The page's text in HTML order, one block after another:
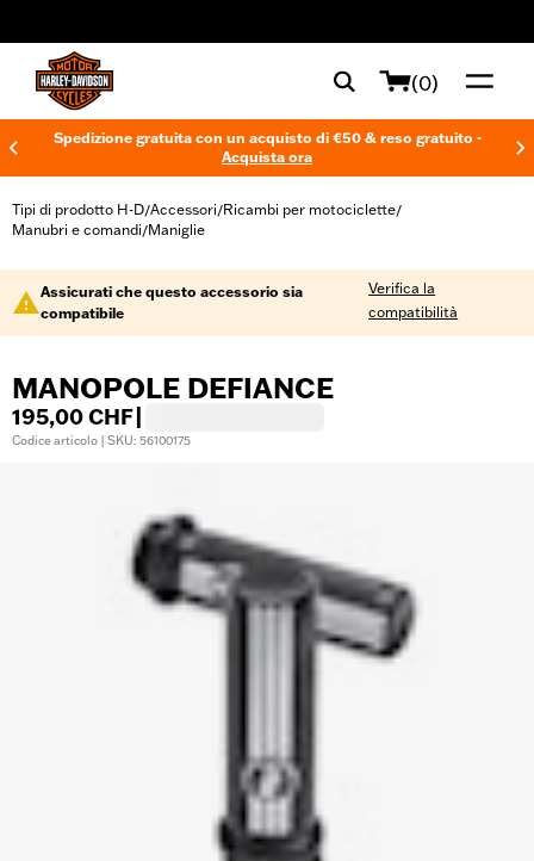
(0)
Spedizione gratuita con un acquisto di €50 & reso gratuito -
Acquista ora
Tipi di prodotto H-D/Accessori/Ricambi per motociclette/
Manubri e comandi/Maniglie
Assicurati che questo accessorio sia
compatibile
Verifica la
compatibilità
MANOPOLE DEFIANCE
195,00 CHF
Codice articolo | SKU: 56100175